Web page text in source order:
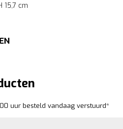
15,7 cm
uur besteld vandaag verstuurd*